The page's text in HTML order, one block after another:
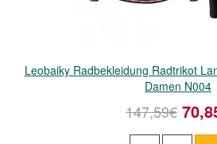
Leobaiky Radbekleidung Radtrikot
Damen N004
147,59€